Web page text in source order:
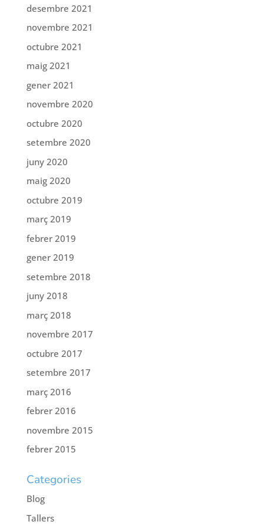
desembre 2021
novembre 2021
octubre 2021
maig 2021
gener 2021
novembre 2020
octubre 2020
setembre 2020
juny 2020
maig 2020
octubre 2019
març 2019
febrer 2019
gener 2019
setembre 2018
juny 2018
març 2018
novembre 2017
octubre 2017
setembre 2017
març 2016
febrer 2016
novembre 2015
febrer 2015
Categories
Blog
Tallers